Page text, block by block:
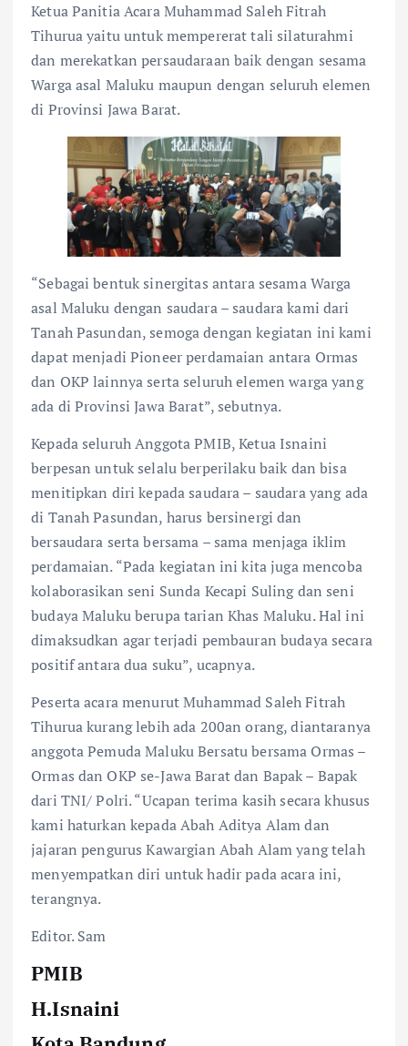
Ketua Panitia Acara Muhammad Saleh Fitrah
Tihurua yaitu untuk mempererat tali silaturahmi
dan merekatkan persaudaraan baik dengan sesama
Warga asal Maluku maupun dengan seluruh elemen
di Provinsi Jawa Barat.
“Sebagai bentuk sinergitas antara sesama Warga
asal Maluku dengan saudara – saudara kami dari
Tanah Pasundan, semoga dengan kegiatan ini kami
dapat menjadi Pioneer perdamaian antara Ormas
dan OKP lainnya serta seluruh elemen warga yang
ada di Provinsi Jawa Barat”, sebutnya.
Kepada seluruh Anggota PMIB, Ketua Isnaini
berpesan untuk selalu berperilaku baik dan bisa
menitipkan diri kepada saudara – saudara yang ada
di Tanah Pasundan, harus bersinergi dan
bersaudara serta bersama – sama menjaga iklim
perdamaian. “Pada kegiatan ini kita juga mencoba
kolaborasikan seni Sunda Kecapi Suling dan seni
budaya Maluku berupa tarian Khas Maluku. Hal ini
dimaksudkan agar terjadi pembauran budaya secara
positif antara dua suku”, ucapnya.
Peserta acara menurut Muhammad Saleh Fitrah
Tihurua kurang lebih ada 200an orang, diantaranya
anggota Pemuda Maluku Bersatu bersama Ormas –
Ormas dan OKP se-Jawa Barat dan Bapak – Bapak
dari TNI/ Polri. “Ucapan terima kasih secara khusus
kami haturkan kepada Abah Aditya Alam dan
jajaran pengurus Kawargian Abah Alam yang telah
menyempatkan diri untuk hadir pada acara ini,
terangnya.
Editor. Sam
PMIB
H.Isnaini